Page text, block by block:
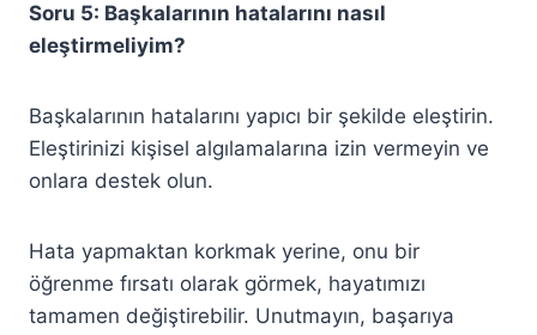
Soru 5: Başkalarının hatalarını nasıl
eleştirmeliyim?
Başkalarının hatalarını yapıcı bir şekilde eleştirin.
Eleştirinizi kişisel algılamalarına izin vermeyin ve
onlara destek olun.
Hata yapmaktan korkmak yerine, onu bir
öğrenme fırsatı olarak görmek, hayatımızı
tamamen değiştirebilir. Unutmayın, başarıya